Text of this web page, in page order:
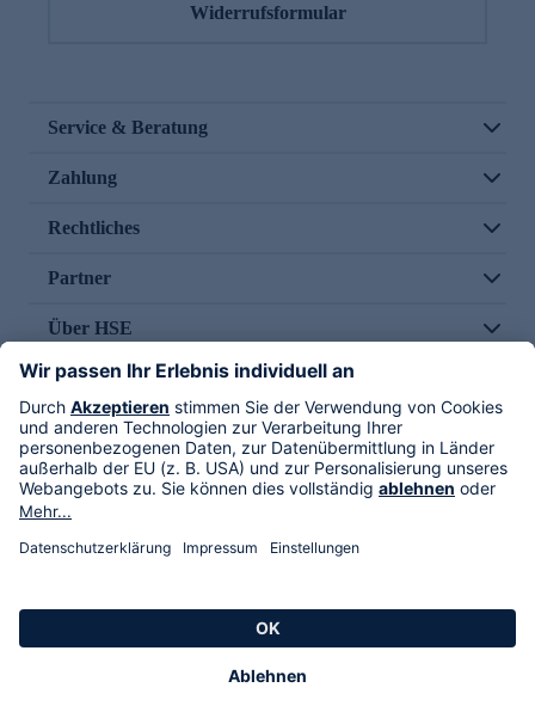
Widerrufsformular
Service & Beratung
Zahlung
Rechtliches
Partner
Über HSE
Im TV
HSE International